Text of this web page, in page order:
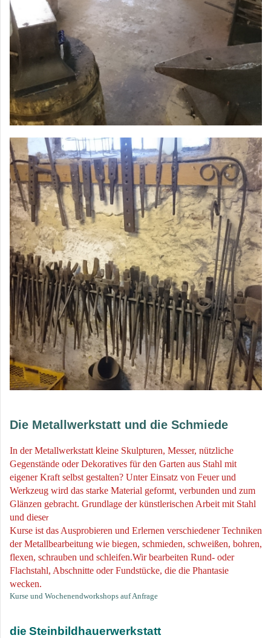
Die Metallwerkstatt und die Schmiede
In der Metallwerkstatt kleine Skulpturen, Messer, nützliche
Gegenstände oder Dekoratives für den Garten aus Stahl mit
eigener Kraft selbst gestalten? Unter Einsatz von Feuer und
Werkzeug wird das starke Material geformt, verbunden und zum
Glänzen gebracht. Grundlage der künstlerischen Arbeit mit Stahl
und dieser
Kurse ist das Ausprobieren und Erlernen verschiedener Techniken
der Metallbearbeitung wie biegen, schmieden, schweißen, bohren,
flexen, schrauben und schleifen.Wir bearbeiten Rund- oder
Flachstahl, Abschnitte oder Fundstücke, die die Phantasie
wecken.
Kurse und Wochenendworkshops auf Anfrage
die Steinbildhauerwerkstatt